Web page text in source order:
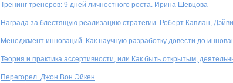
Тренинг тренеров: 9 дней личностного роста. Ирина Шевцова
Награда за блестящую реализацию стратегии. Роберт Каплан,
Менеджмент инноваций. Как научную разработку довести до
Теория и практика ассертивности, или Как быть открытым,
Перегорел. Джон Вон Эйкен